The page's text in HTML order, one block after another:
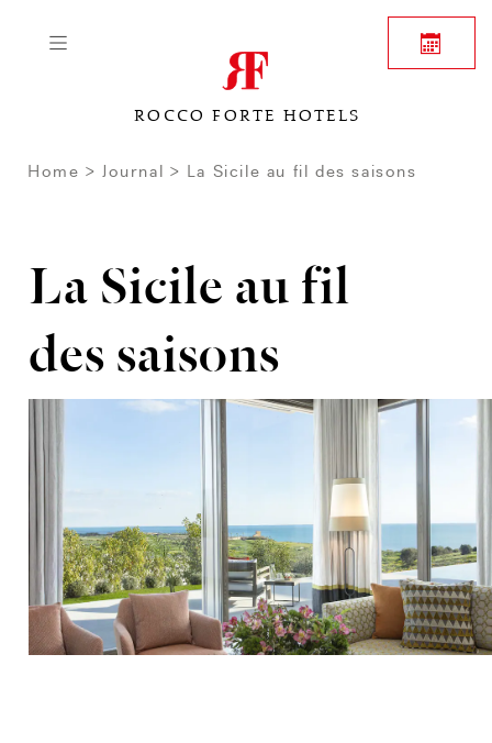
ROCCO FORTE HOTELS
Home Journal La Sicile au fil des saisons
La Sicile au fil
des saisons